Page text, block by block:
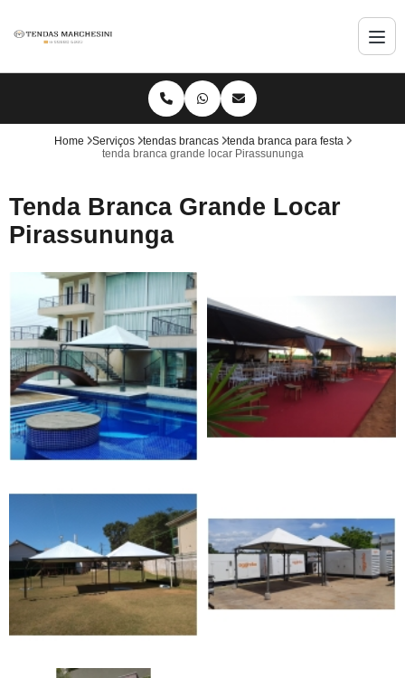
Home Serviços tendas brancas
tenda branca para festa
tenda branca grande locar Pirassununga
Tenda Branca Grande Locar
Pirassununga